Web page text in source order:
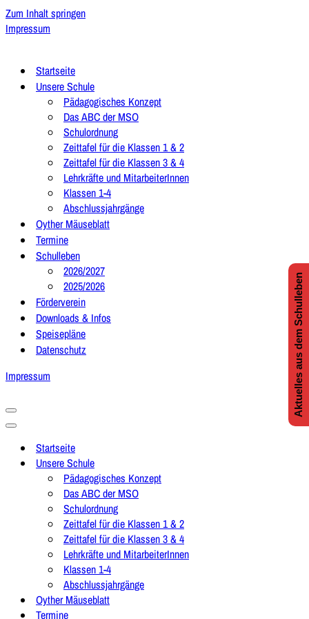
Zum Inhalt springen
Impressum
Startseite
Unsere Schule
Pädagogisches Konzept
Das ABC der MSO
Schulordnung
Zeittafel für die Klassen 1 & 2
Zeittafel für die Klassen 3 & 4
Lehrkräfte und MitarbeiterInnen
Klassen 1-4
Abschlussjahrgänge
Oyther Mäuseblatt
Termine
Schulleben
2026/2027
2025/2026
Förderverein
Downloads & Infos
Speisepläne
Datenschutz
Impressum
Navigationsmenü
Navigationsmenü
Startseite
Unsere Schule
Pädagogisches Konzept
Das ABC der MSO
Schulordnung
Zeittafel für die Klassen 1 & 2
Zeittafel für die Klassen 3 & 4
Lehrkräfte und MitarbeiterInnen
Klassen 1-4
Abschlussjahrgänge
Oyther Mäuseblatt
Termine
Aktuelles aus dem Schulleben